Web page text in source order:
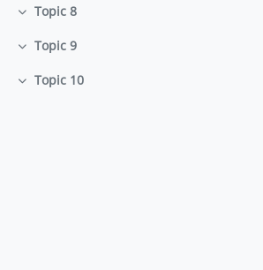
Einklappen
Topic 8
Einklappen
Topic 9
Einklappen
Topic 10